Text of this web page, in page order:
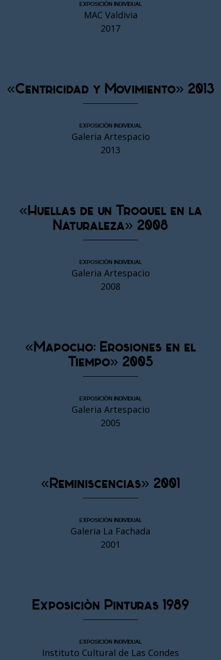
EXPOSICIÓN INDIVIDUAL
MAC Valdivia
2017
«Centricidad y Movimiento» 2013
EXPOSICIÓN INDIVIDUAL
Galeria Artespacio
2013
«Huellas de un Troquel en la
Naturaleza» 2008
EXPOSICIÓN INDIVIDUAL
Galeria Artespacio
2008
«Mapocho: Erosiones en el
Tiempo» 2005
EXPOSICIÓN INDIVIDUAL
Galeria Artespacio
2005
«Reminiscencias» 2001
EXPOSICIÓN INDIVIDUAL
Galeria La Fachada
2001
Exposición Pinturas 1989
EXPOSICIÓN INDIVIDUAL
Instituto Cultural de Las Condes